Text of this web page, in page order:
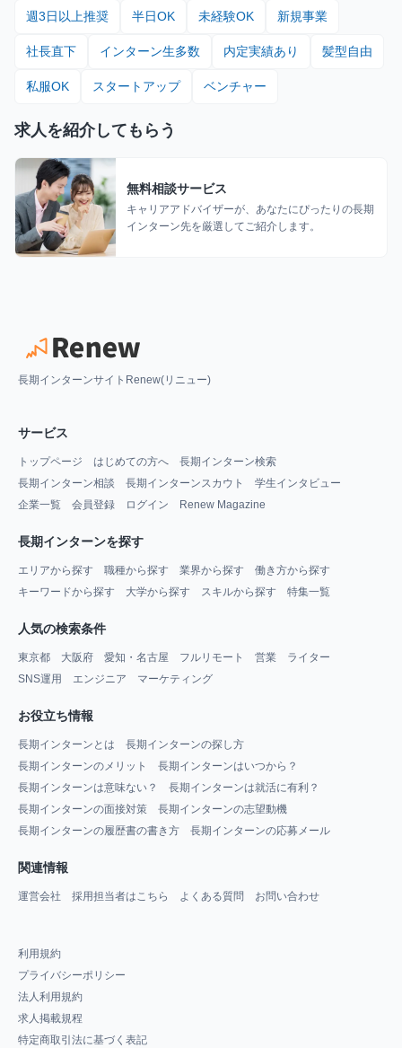
週3日以上推奨 半日OK 未経験OK 新規事業
社長直下 インターン生多数 内定実績あり 髪型自由
私服OK スタートアップ ベンチャー
求人を紹介してもらう
無料相談サービス
キャリアアドバイザーが、あなたにぴったりの長期
インターン先を厳選してご紹介します。
長期インターンサイトRenew(リニュー)
サービス
トップページ はじめての方へ
長期インターン検索
長期インターン相談
長期インターンスカウト
学生インタビュー
企業一覧
会員登録 ログイン Renew Magazine
長期インターンを探す
エリアから探す 職種から探す 業界から探す
働き方から探す
キーワードから探す
大学から探す スキルから探す 特集一覧
人気の検索条件
東京都 大阪府 愛知・名古屋 フルリモート 営業
ライター
SNS運用
エンジニア マーケティング
お役立ち情報
長期インターンとは
長期インターンの探し方
長期インターンのメリット
長期インターンはいつから？
長期インターンは意味ない？
長期インターンは就活に有利？
長期インターンの面接対策
長期インターンの志望動機
長期インターンの履歴書の書き方
長期インターンの応募メール
関連情報
運営会社 採用担当者はこちら よくある質問 お問い合わせ
利用規約
プライバシーポリシー
法人利用規約
求人掲載規程
特定商取引法に基づく表記